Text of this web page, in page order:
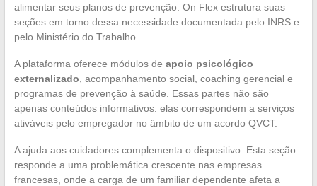
alimentar seus planos de prevenção. On Flex estrutura suas
seções em torno dessa necessidade documentada pelo INRS e
pelo Ministério do Trabalho.
A plataforma oferece módulos de apoio psicológico
externalizado , acompanhamento social, coaching gerencial e
programas de prevenção à saúde. Essas partes não são
apenas conteúdos informativos: elas correspondem a serviços
ativáveis pelo empregador no âmbito de um acordo QVCT.
A ajuda aos cuidadores complementa o dispositivo. Esta seção
responde a uma problemática crescente nas empresas
francesas, onde a carga de um familiar dependente afeta a